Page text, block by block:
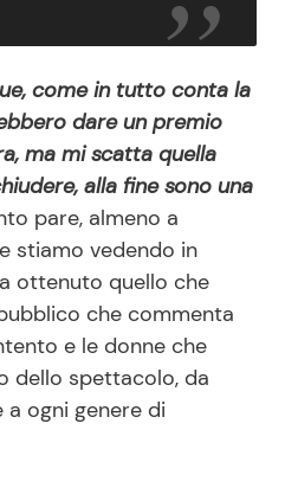
come in tutto conta la
dare un premio
ma mi scatta quella
alla fine sono una
pare, almeno a
stiamo vedendo in
ottenuto quello che
che commenta
e le donne che
dello spettacolo, da
ogni genere di